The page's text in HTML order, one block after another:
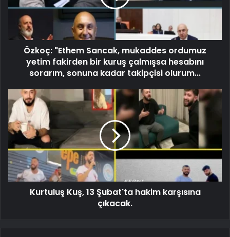
Özkoç: "Ethem Sancak, mukaddes ordumuz
yetim fakirden bir kuruş çalmışsa hesabını
sorarım, sonuna kadar takipçisi olurum...
Kurtuluş Kuş, 13 Şubat'ta hakim karşısına
çıkacak.